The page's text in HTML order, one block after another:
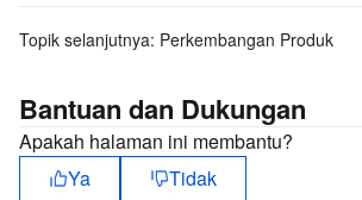
Topik selanjutnya: Perkembangan Produk
Bantuan dan Dukungan
Apakah halaman ini membantu?
Ya
Tidak